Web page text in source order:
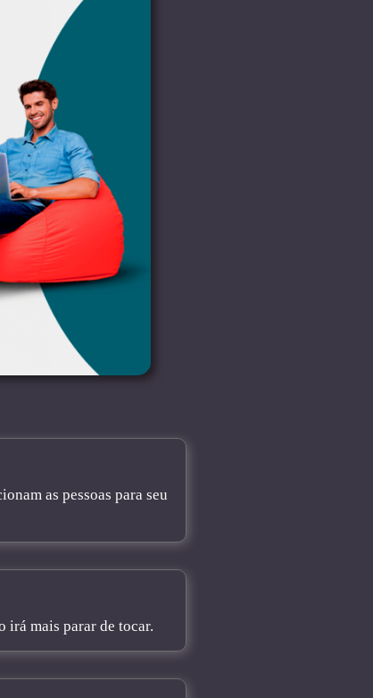
as pessoas para seu
irá mais parar de tocar.